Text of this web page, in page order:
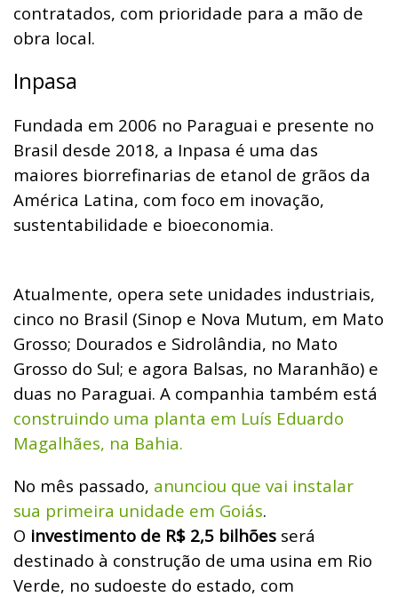
contratados, com prioridade para a mão de
obra local.
Inpasa
Fundada em 2006 no Paraguai e presente no
Brasil desde 2018, a Inpasa é uma das
maiores biorrefinarias de etanol de grãos da
América Latina, com foco em inovação,
sustentabilidade e bioeconomia.
Atualmente, opera sete unidades industriais,
cinco no Brasil (Sinop e Nova Mutum, em Mato
Grosso; Dourados e Sidrolândia, no Mato
Grosso do Sul; e agora Balsas, no Maranhão) e
duas no Paraguai. A companhia também está
construindo uma planta em Luís Eduardo
Magalhães, na Bahia.
No mês passado, anunciou que vai instalar
sua primeira unidade em Goiás.
O investimento de R$ 2,5 bilhões será
destinado à construção de uma usina em Rio
Verde, no sudoeste do estado, com